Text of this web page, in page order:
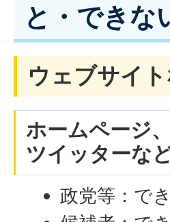
と・できな
ウェブサイ
ホームページ
ツイッターなど
政党等：で